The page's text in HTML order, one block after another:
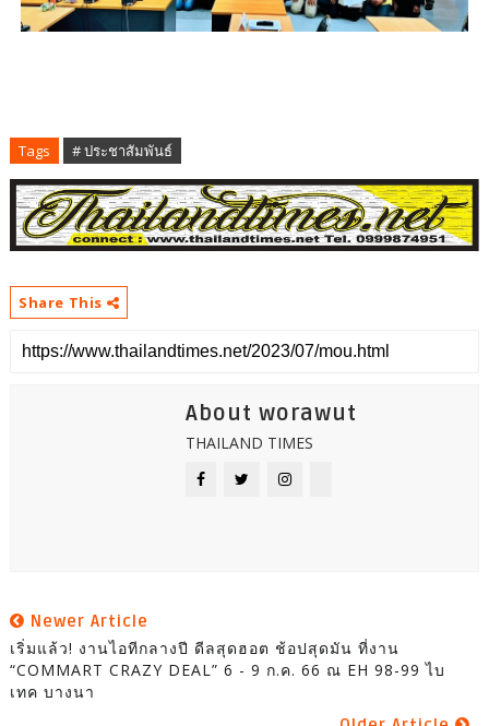
Tags # ประชาสัมพันธ์
Share This
About worawut
THAILAND TIMES
Newer Article
เริ่มแล้ว! งานไอทีกลางปี ดีลสุดฮอต ช้อปสุดมัน ที่งาน
“COMMART CRAZY DEAL” 6 - 9 ก.ค. 66 ณ EH 98-99 ไบ
เทค บางนา